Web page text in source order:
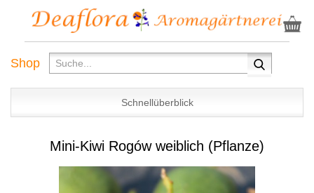
Shop
Schnellüberblick
Mini-Kiwi Rogów weiblich (Pflanze)